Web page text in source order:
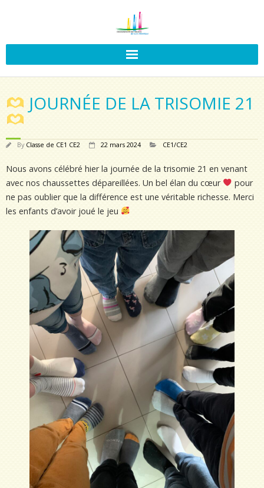
JOURNÉE DE LA TRISOMIE 21
By Classe de CE1 CE2 22 mars 2024 CE1/CE2
Nous avons célébré hier la journée de la trisomie 21 en venant
avec nos chaussettes dépareillées. Un bel élan du cœur
pour
ne pas oublier que la différence est une véritable richesse. Merci
les enfants d’avoir joué le jeu